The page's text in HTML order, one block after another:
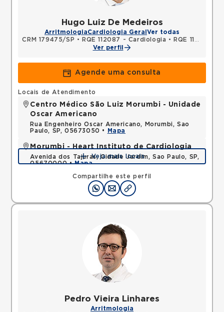
Hugo Luiz De Medeiros
ArritmologiaCardiologia Geral Ver todas
CRM 179475/SP • RQE 112087 - Cardiologia •
RQE 112088 - Clínica médica
Ver perfil
Agende uma consulta
Compartilhe este perfil
Locais de Atendimento
Centro Médico São Luiz Morumbi - Unidade
Oscar Americano
Rua Engenheiro Oscar Americano, Morumbi, Sao
Paulo, SP, 05673050 •
Mapa
Morumbi - Heart Instituto de Cardiologia
Avenida dos Tajuras, Cidade Jardim, Sao Paulo, SP,
05670000 •Mapa
Veja mais locais
Pedro Vieira Linhares
Arritmologia